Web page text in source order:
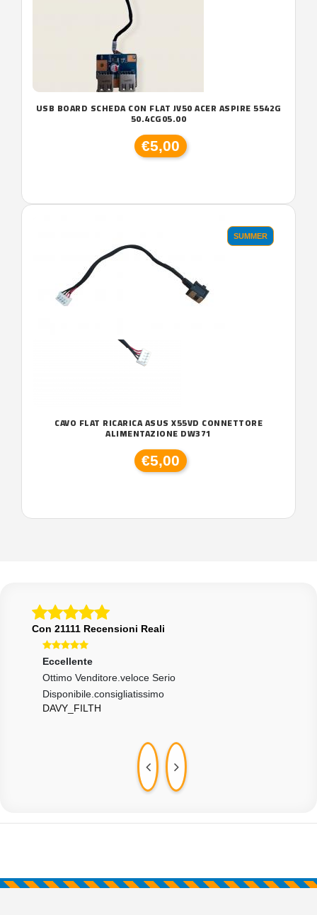
USB BOARD SCHEDA CON FLAT JV50 ACER ASPIRE 5542G
50.4CG05.00
€5,00
SUMMER
CAVO FLAT RICARICA ASUS X55VD CONNETTORE
ALIMENTAZIONE DW371
€5,00
Con 21111 Recensioni Reali
Eccellente
Ottimo Venditore.veloce Serio
Disponibile.consigliatissimo
DAVY_FILTH